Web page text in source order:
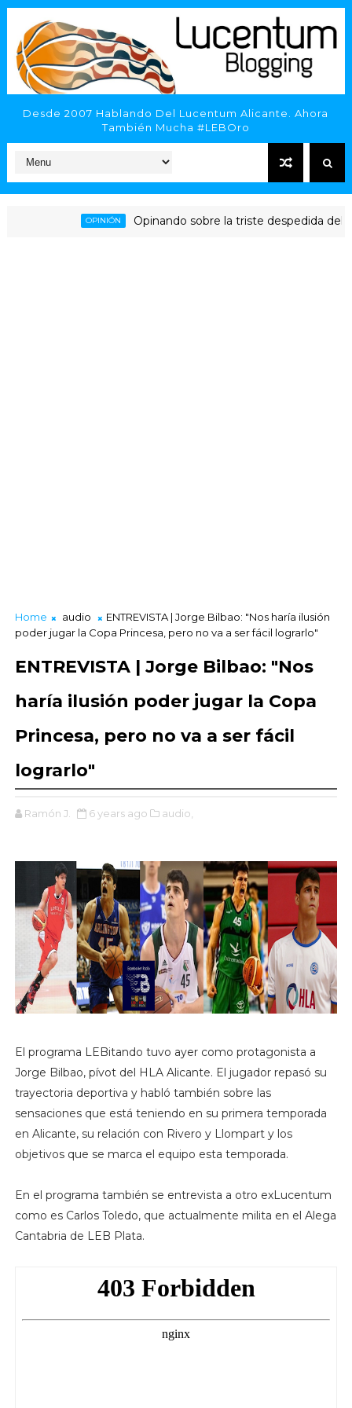
Desde 2007 Hablando Del Lucentum Alicante. Ahora
También Mucha #LEBOro
OPINIÓN Opinando sobre la triste despedida del HLA
Home audio
ENTREVISTA | Jorge Bilbao: "Nos haría ilusión
poder jugar la Copa Princesa, pero no va a ser fácil lograrlo"
ENTREVISTA | Jorge Bilbao: "Nos
haría ilusión poder jugar la Copa
Princesa, pero no va a ser fácil
lograrlo"
Ramón J. 6 years ago audio,
El programa LEBitando tuvo ayer como protagonista a
Jorge Bilbao, pívot del HLA Alicante. El jugador repasó su
trayectoria deportiva y habló también sobre las
sensaciones que está teniendo en su primera temporada
en Alicante, su relación con Rivero y Llompart y los
objetivos que se marca el equipo esta temporada.
En el programa también se entrevista a otro exLucentum
como es Carlos Toledo, que actualmente milita en el Alega
Cantabria de LEB Plata.